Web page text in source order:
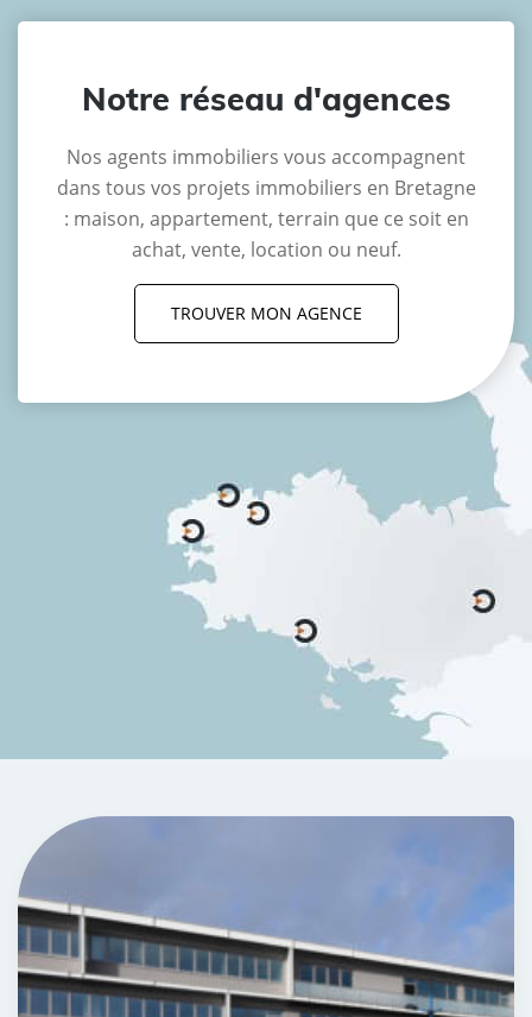
Notre réseau d'agences
Nos agents immobiliers vous accompagnent
dans tous vos projets immobiliers en Bretagne
: maison, appartement, terrain que ce soit en
achat, vente, location ou neuf.
TROUVER MON AGENCE